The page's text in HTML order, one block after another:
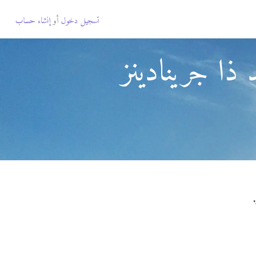
تسجيل دخول أوإنشاء حساب
جرينادينز